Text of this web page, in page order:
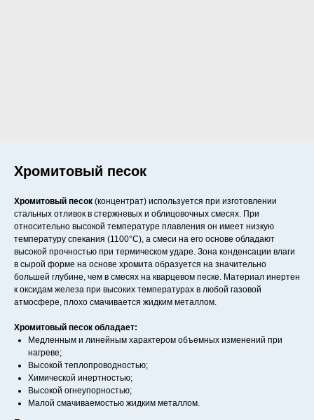
Хромитовый песок
Хромитовый песок (концентрат) используется при изготовлении
стальных отливок в стержневых и облицовочных смесях. При
относительно высокой температуре плавления он имеет низкую
температуру спекания (1100°С), а смеси на его основе обладают
высокой прочностью при термическом ударе. Зона конденсации влаги
в сырой форме на основе хромита образуется на значительно
большей глубине, чем в смесях на кварцевом песке. Материал инертен
к оксидам железа при высоких температурах в любой газовой
атмосфере, плохо смачивается жидким металлом.
Хромитовый песок обладает:
Медленным и линейным характером объемных изменений при
нагреве;
Высокой теплопроводностью;
Химической инертностью;
Высокой огнеупорностью;
Малой смачиваемостью жидким металлом.